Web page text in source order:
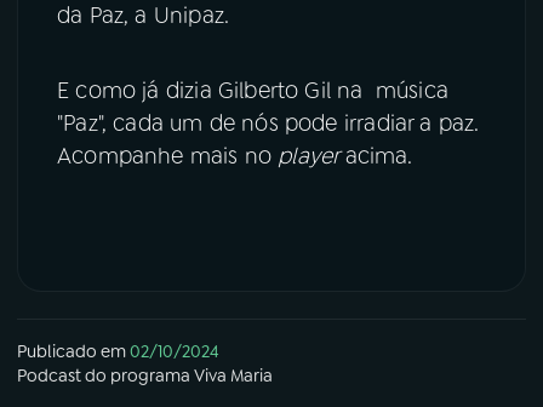
da Paz, a Unipaz.
E como já dizia Gilberto Gil na música
"Paz", cada um de nós pode irradiar a paz.
Acompanhe mais no playeracima.
Publicado em02/10/2024
Podcastdo programa Viva Maria